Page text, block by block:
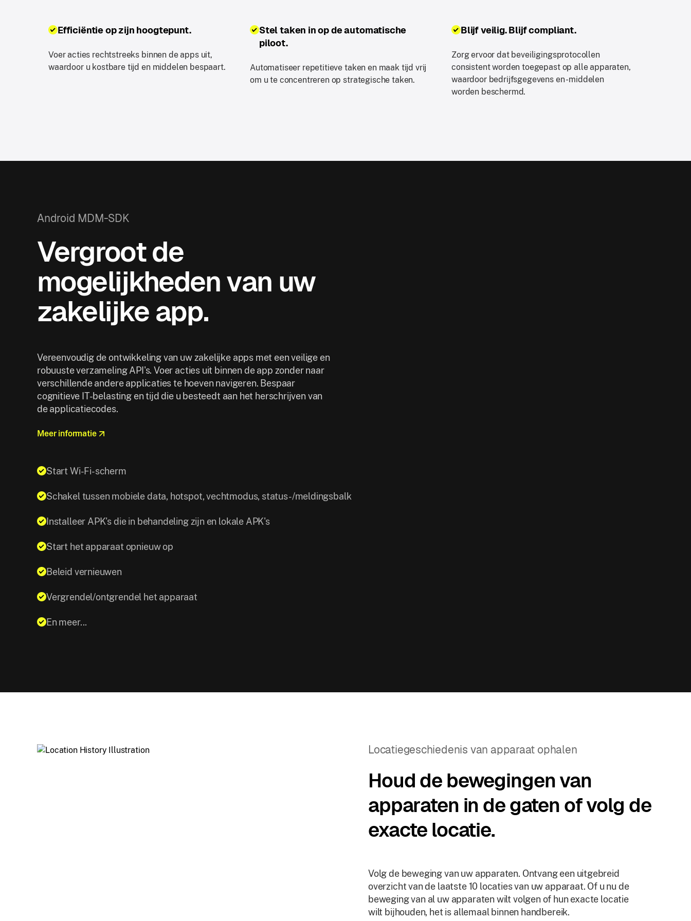
Efficiëntie op zijn hoogtepunt.
Voer acties rechtstreeks binnen de apps uit,
waardoor u kostbare tijd en middelen bespaart.
Stel taken in op de automatische
piloot.
Automatiseer repetitieve taken en maak tijd vrij
om u te concentreren op strategische taken.
Blijf veilig. Blijf compliant.
Zorg ervoor dat beveiligingsprotocollen
consistent worden toegepast op alle apparaten,
waardoor bedrijfsgegevens en -middelen
worden beschermd.
Android MDM-SDK
Vergroot de
mogelijkheden van uw
zakelijke app.
Vereenvoudig de ontwikkeling van uw zakelijke apps met een veilige en
robuuste verzameling API's. Voer acties uit binnen de app zonder naar
verschillende andere applicaties te hoeven navigeren. Bespaar
cognitieve IT-belasting en tijd die u besteedt aan het herschrijven van
de applicatiecodes.
Meer informatie
Start Wi-Fi-scherm
Schakel tussen mobiele data, hotspot, vechtmodus, status-/meldingsbalk
Installeer APK's die in behandeling zijn en lokale APK's
Start het apparaat opnieuw op
Beleid vernieuwen
Vergrendel/ontgrendel het apparaat
En meer...
Locatiegeschiedenis van apparaat ophalen
Houd de bewegingen van
apparaten in de gaten of volg de
exacte locatie.
Volg de beweging van uw apparaten. Ontvang een uitgebreid
overzicht van de laatste 10 locaties van uw apparaat. Of u nu de
beweging van al uw apparaten wilt volgen of hun exacte locatie
wilt bijhouden, het is allemaal binnen handbereik.